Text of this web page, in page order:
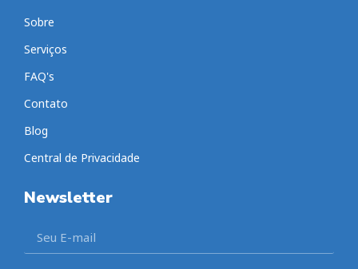
Sobre
Serviços
FAQ's
Contato
Blog
Central de Privacidade
Newsletter